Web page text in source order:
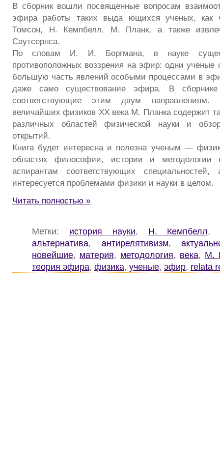
В сборник вошли посвященные вопросам
эфира работы таких выда ющихся ученых,
Томсон, Н. Кемпбелл, М. Планк, а также
Саутсернса.
По словам И. И. Боргмана, в науке
противоположных воззрения на эфир: одни ученые
большую часть явлений особыми процессами в
даже само существование эфира. В
соответствующие этим двум
величайших физиков XX века М. Планка содержит
различных областей физической науки и
открытий.
Книга будет интересна и полезна ученым —
областях философии, истории и методологии
аспирантам соответствующих
интересуется проблемами физики и науки в целом.
Читать полностью »
Метки: история науки, Н. Кемпбелл
альтернатива, антирелятивизм,
новейшие, материя, методология, века, М.
теория эфира, физика, ученые, эфир, relata